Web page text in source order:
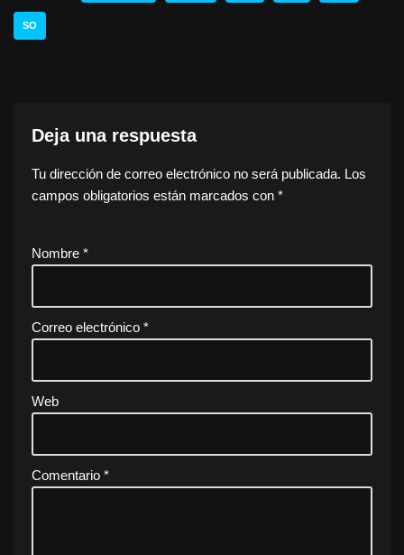
SO
Deja una respuesta
Tu dirección de correo electrónico no será publicada. Los
campos obligatorios están marcados con *
Nombre *
Correo electrónico *
Web
Comentario *